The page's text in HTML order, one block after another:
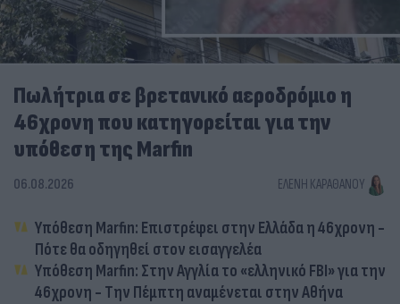
Πωλήτρια σε βρετανικό αεροδρόμιο η
46χρονη που κατηγορείται για την
υπόθεση της Marfin
06.08.2026 ΕΛΈΝΗ ΚΑΡΑΘΆΝΟΥ
Υπόθεση Marfin: Επιστρέφει στην Ελλάδα η 46χρονη -
Πότε θα οδηγηθεί στον εισαγγελέα
Υπόθεση Marfin: Στην Αγγλία το «ελληνικό FBI» για την
46χρονη - Την Πέμπτη αναμένεται στην Αθήνα